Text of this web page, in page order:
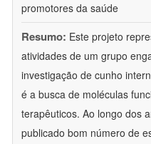
promotores da saúde
Resumo: Este projeto
atividades de um grupo
investigação de cunho
é a busca de moléculas
terapêuticos. Ao longo dos
publicado bom número de